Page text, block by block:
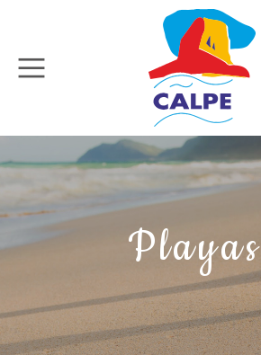
Pasar al contenido principal
Buscar
Playas